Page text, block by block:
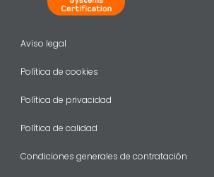
Aviso legal
Política de cookies
Política de privacidad
Política de calidad
Condiciones generales de contratación